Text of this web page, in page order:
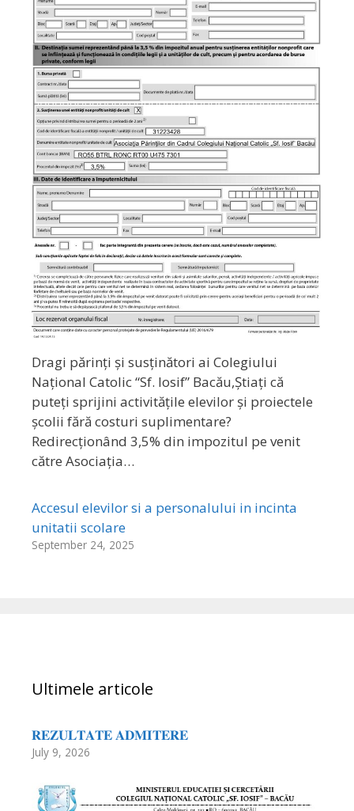
Dragi părinți și susținători ai Colegiului
Național Catolic “Sf. Iosif” Bacău,Știați că
puteți sprijini activitățile elevilor și proiectele
școlii fără costuri suplimentare?
Redirecționând 3,5% din impozitul pe venit
către Asociația…
Accesul elevilor si a personalului in incinta
unitatii scolare
September 24, 2025
Ultimele articole
𝐑𝐄𝐙𝐔𝐋𝐓𝐀𝐓𝐄 𝐀𝐃𝐌𝐈𝐓𝐄𝐑𝐄
July 9, 2026